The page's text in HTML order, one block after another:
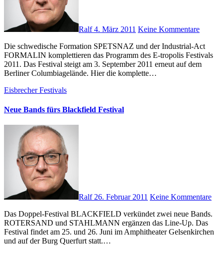
Ralf4. März 2011 Keine Kommentare
Die schwedische Formation SPETSNAZ und der Industrial-Act
FORMALIN komplettieren das Programm des E-tropolis Festivals
2011. Das Festival steigt am 3. September 2011 erneut auf dem
Berliner Columbiagelände. Hier die komplette…
EisbrecherFestivals
Neue Bands fürs Blackfield Festival
Ralf 26. Februar 2011 Keine Kommentare
Das Doppel-Festival BLACKFIELD verkündet zwei neue Bands.
ROTERSAND und STAHLMANN ergänzen das Line-Up. Das
Festival findet am 25. und 26. Juni im Amphitheater Gelsenkirchen
und auf der Burg Querfurt statt.…